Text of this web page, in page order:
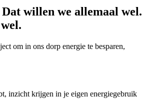
willen we allemaal wel.
om in ons dorp energie te besparen,
inzicht krijgen in je eigen energiegebruik